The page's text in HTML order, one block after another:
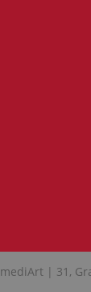
mediArt | 31,